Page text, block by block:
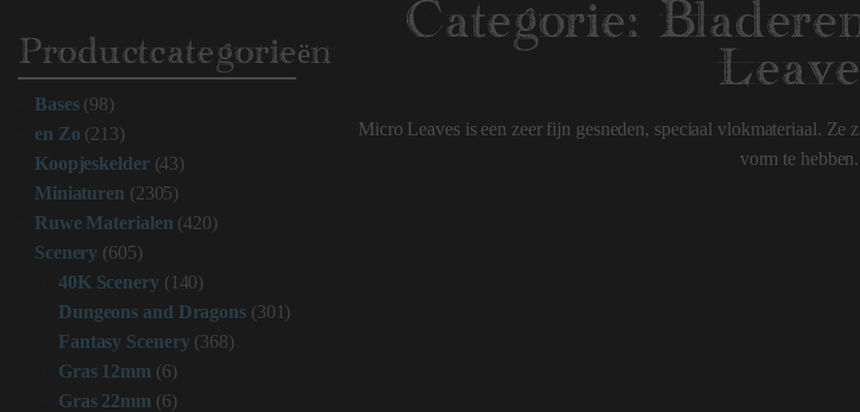
Productcategorieën
Bases (98)
en Zo (213)
Koopjeskelder (43)
Miniaturen (2305)
Ruwe Materialen (420)
Scenery (605)
40K Scenery (140)
Dungeons and Dragons (301)
Fantasy Scenery (368)
Gras 12mm (6)
Gras 22mm (6)
Categorie:
Micro Leaves is een zeer fijn gesneden, speciaal vlokmateriaal.
vorm te hebben.